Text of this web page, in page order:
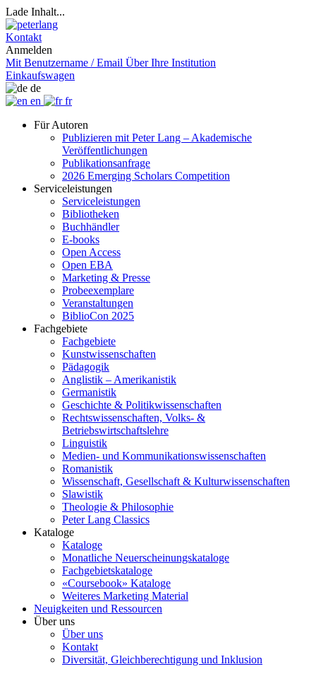
Lade Inhalt...
Kontakt
Anmelden
Mit Benutzername / Email Über Ihre Institution
Einkaufswagen
de
en
fr
Für Autoren
Publizieren mit Peter Lang – Akademische
Veröffentlichungen
Publikationsanfrage
2026 Emerging Scholars Competition
Serviceleistungen
Serviceleistungen
Bibliotheken
Buchhändler
E-books
Open Access
Open EBA
Marketing & Presse
Probeexemplare
Veranstaltungen
BiblioCon 2025
Fachgebiete
Fachgebiete
Kunstwissenschaften
Pädagogik
Anglistik – Amerikanistik
Germanistik
Geschichte & Politikwissenschaften
Rechtswissenschaften, Volks- &
Betriebswirtschaftslehre
Linguistik
Medien- und Kommunikationswissenschaften
Romanistik
Wissenschaft, Gesellschaft & Kulturwissenschaften
Slawistik
Theologie & Philosophie
Peter Lang Classics
Kataloge
Kataloge
Monatliche Neuerscheinungskataloge
Fachgebietskataloge
«Coursebook» Kataloge
Weiteres Marketing Material
Neuigkeiten und Ressourcen
Über uns
Über uns
Kontakt
Diversität, Gleichberechtigung und Inklusion